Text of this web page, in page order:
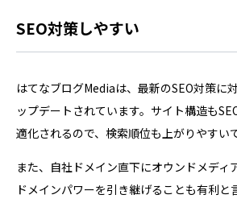
SEO対策しやすい
はてなブログMediaは、最新のSEO対策に
ップデートされています。サイト構造も
適化されるので、検索順位も上がりやすい
また、自社ドメイン直下にオウンドメディ
ドメインパワーを引き継げることも有利と